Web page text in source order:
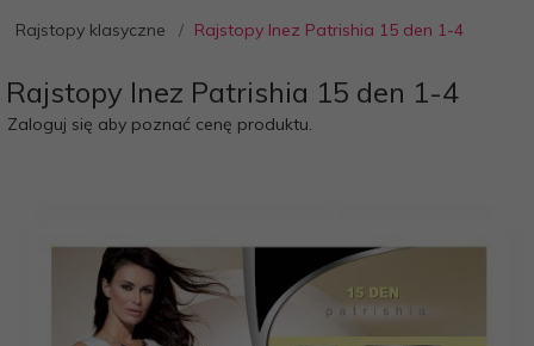
Rajstopy klasyczne Rajstopy Inez Patrishia 15 den 1-4
Rajstopy Inez Patrishia 15 den 1-4
Zaloguj się aby poznać cenę produktu.